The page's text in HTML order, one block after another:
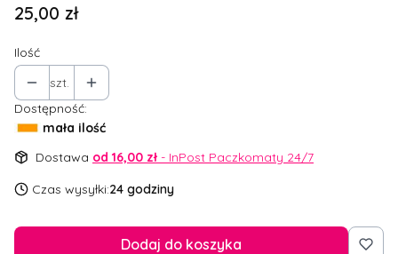
Cena
25,00 zł
Ilość
szt.
Dostępność:
mała ilość
Dostawa od 16,00 zł - InPost Paczkomaty 24/7
Czas wysyłki:24 godziny
Dodaj do koszyka